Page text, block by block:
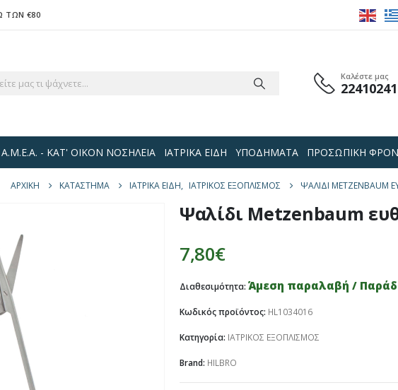
ΤΩΝ €80
Καλέστε μας
Α.Μ.Ε.Α. - ΚΑΤ' ΟΙΚΟΝ ΝΟΣΗΛΕΙΑ ΙΑΤΡΙΚΑ ΕΙΔΗ ΥΠΟΔΗΜΑΤΑ ΠΡΟΣΩΠΙΚΗ
ΑΡΧΙΚΉ ΚΑΤΆΣΤΗΜΑ ΙΑΤΡΙΚΑ ΕΙΔΗ, ΙΑΤΡΙΚΟΣ ΕΞΟΠΛΙΣΜΟΣ ΨΑΛΊΔΙ METZENBAUM
Ψαλίδι Metzenbaum
7,80€
Διαθεσιμότητα: Άμεση παραλαβή /
Κωδικός προϊόντος: HL1034016
Κατηγορία: ΙΑΤΡΙΚΟΣ ΕΞΟΠΛΙΣΜΟΣ
Brand: HILBRO